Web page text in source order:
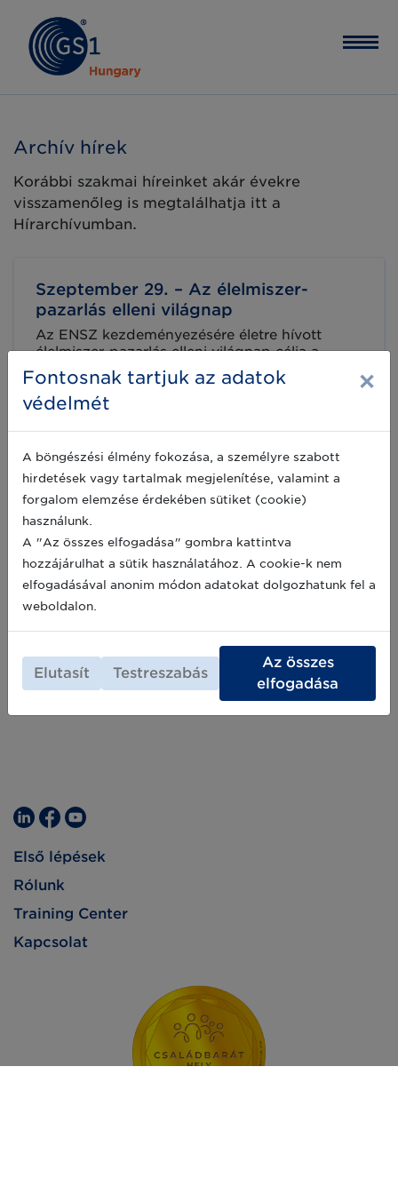
Archív hírek
Korábbi szakmai híreinket akár évekre
visszamenőleg is megtalálhatja itt a
Hírarchívumban.
Szeptember 29. – Az élelmiszer-
pazarlás elleni világnap
Az ENSZ kezdeményezésére életre hívott
élelmiszer-pazarlás elleni világnap célja a
világszerte termelt élelmiszerhulladék
csökkentése. Az élelmezésbiztonság és a
táplálkozás helyzete a világban című FAO
mintegy 1/3-a hulladékként végzi. Ez évente
1,3 milliárd tonna élelmiszert jelent. Ilyen
mértékű pazarlás mellett 2019-ben világszerte
mintegy 690 millióan éheztek.
2021-09-25
Megmentett élelmiszerek egyenlő
fellélegző környezet?
A világon előállított élelmiszerek egyharmada a
kukában végzi, előállításuk nagy terhet ró az
környezetre. Ezen változtatni kell. Európa-
szerte számos kampány zajlik az élelmiszer-
pazarlás visszafogására, ezek közül egy német
példát mutat be cikkünk.
2021-06-20
Első lépések
Rólunk
Training Center
Kapcsolat
Fontosnak tartjuk az adatok
védelmét
×
A böngészési élmény fokozása, a személyre szabott
hirdetések vagy tartalmak megjelenítése, valamint a
forgalom elemzése érdekében sütiket (cookie)
használunk.
A "Az összes elfogadása" gombra kattintva
hozzájárulhat a sütik használatához. A cookie-k nem
elfogadásával anonim módon adatokat dolgozhatunk fel a
weboldalon.
Elutasít Testreszabás
Az összes
elfogadása